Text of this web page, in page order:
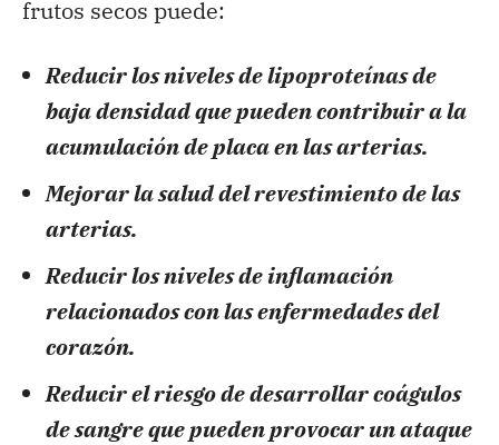
frutos secos puede:
Reducir los niveles de lipoproteínas de
baja densidad que pueden contribuir a la
acumulación de placa en las arterias.
Mejorar la salud del revestimiento de las
arterias.
Reducir los niveles de inflamación
relacionados con las enfermedades del
corazón.
Reducir el riesgo de desarrollar coágulos
de sangre que pueden provocar un ataque